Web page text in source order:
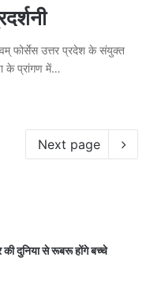
फोर्सेस उत्तर प्रदेश के संयुक्त
के प्रांगण में…
Next page
दुनिया से रूबरू होंगे बच्चे